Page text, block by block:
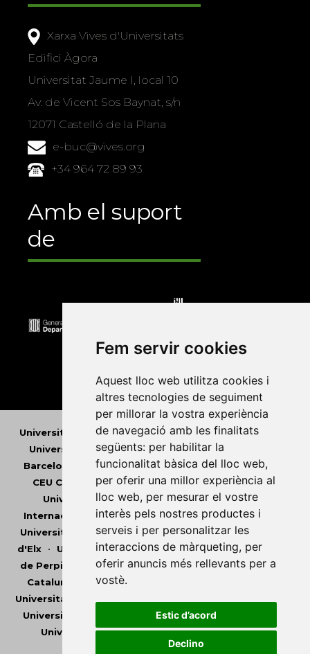
Fem servir cookies
Aquest lloc web utilitza cookies i
altres tecnologies de seguiment
per millorar la vostra experiència
de navegació amb les finalitats
següents: per habilitar la
funcionalitat bàsica del lloc web,
per oferir una millor experiència al
lloc web, per mesurar el vostre
interès pels nostres productes i
serveis i per personalitzar les
interaccions de màrqueting, per
oferir anuncis més rellevants per a
vostè.
Estic d’acord
Declino
Xarxa Vives d'Universitats
Edifici Àgora
Universitat Jaume I, local 10
Av. de Vicent Sos Baynat, s/n
12071 Castelló de la Plana
e-buc@vives.org
+34 964 72 89 93
Amb el suport
de
Universitat Abat Oliba CEU•Universitat d'Alacant
Universitat d'Andorra•Universitat Autònoma de
Barcelona
Universitat de Barcelona•Universitat
CEU Cardenal Herrera•Universitat de Girona •
Universitat de les Illes Balears• Universitat
Internacional de Catalunya•Universitat Jaume I
Universitat de Lleida• Universitat Miguel Hernández
d'Elx• Universitat Oberta de Catalunya•Universitat
de Perpinyà Via Domitia•Universitat Politècnica de
Catalunya
Universitat Politècnica de València
Universitat Pompeu Fabra
Universitat Rovira i Virgili
•Universitat de Sàsser
Universitat de València•Universitat de Vic -
Universitat Central de Catalunya